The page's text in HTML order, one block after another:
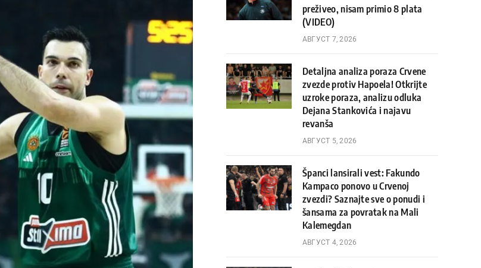
preživeo, nisam primio 8 plata
(VIDEO)
АВГУСТ 7, 2026
Detaljna analiza poraza Crvene
zvezde protiv Hapoela! Otkrijte
uzroke poraza, analizu odluka
Dejana Stankovića i najavu
revanša
АВГУСТ 5, 2026
Španci lansirali vest: Fakundo
Kampaco ponovo u Crvenoj
zvezdi? Saznajte sve o ponudi i
šansama za povratak na Mali
Kalemegdan
АВГУСТ 4, 2026